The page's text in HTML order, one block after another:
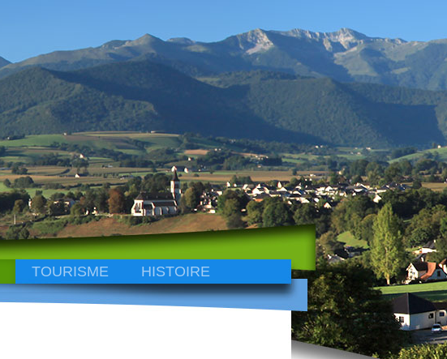
TOURISME HISTOIRE